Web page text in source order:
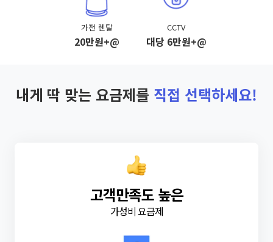
가전 렌탈
20만원+@
CCTV
대당 6만원+@
내게 딱 맞는 요금제를 직접 선택하세요!
고객만족도 높은
가성비 요금제